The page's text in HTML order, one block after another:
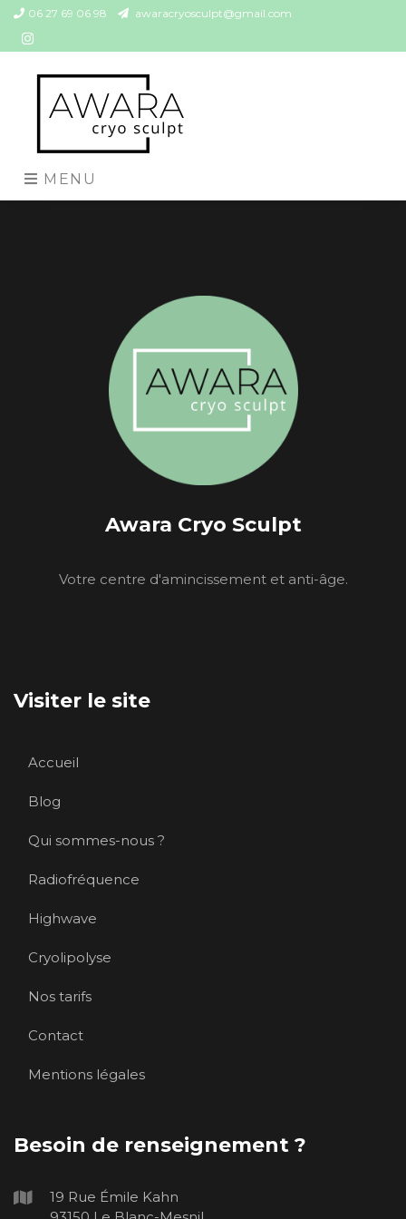
06 27 69 06 98 awaracryosculpt@gmail.com
MENU
Awara Cryo Sculpt
Votre centre d'amincissement et anti-âge.
Visiter le site
Accueil
Blog
Qui sommes-nous ?
Radiofréquence
Highwave
Cryolipolyse
Nos tarifs
Contact
Mentions légales
Besoin de renseignement ?
19 Rue Émile Kahn